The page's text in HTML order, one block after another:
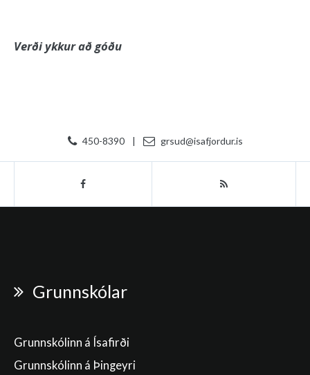
Verði ykkur að góðu
450-8390 | grsud@isafjordur.is
Grunnskólar
Grunnskólinn á Ísafirði
Grunnskólinn á Þingeyri